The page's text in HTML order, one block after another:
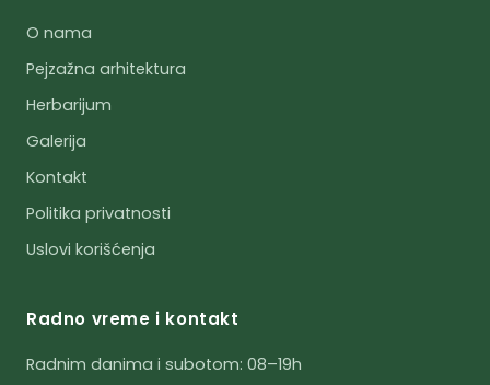
O nama
Pejzažna arhitektura
Herbarijum
Galerija
Kontakt
Politika privatnosti
Uslovi korišćenja
Radno vreme i kontakt
Radnim danima i subotom: 08–19h